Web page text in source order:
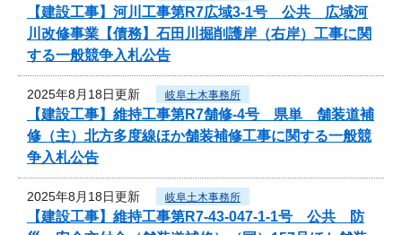
【建設工事】河川工事第R7広域3-1号 公共 広域河
川改修事業【債務】石田川掘削護岸（右岸）工事に関
する一般競争入札公告
2025年8月18日更新 岐阜土木事務所
【建設工事】維持工事第R7舗修-4号 県単 舗装道補
修（主）北方多度線ほか舗装補修工事に関する一般競
争入札公告
2025年8月18日更新 岐阜土木事務所
【建設工事】維持工事第R7-43-047-1-1号 公共 防